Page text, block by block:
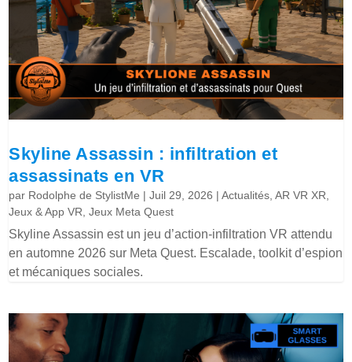
Skyline Assassin : infiltration et
assassinats en VR
par Rodolphe de StylistMe |Juil 29, 2026 |Actualités ,AR VR XR
Jeux & App VR ,Jeux Meta Quest
Skyline Assassin est un jeu d’action-infiltration VR attendu
en automne 2026 sur Meta Quest. Escalade, toolkit d’espion
et mécaniques sociales.